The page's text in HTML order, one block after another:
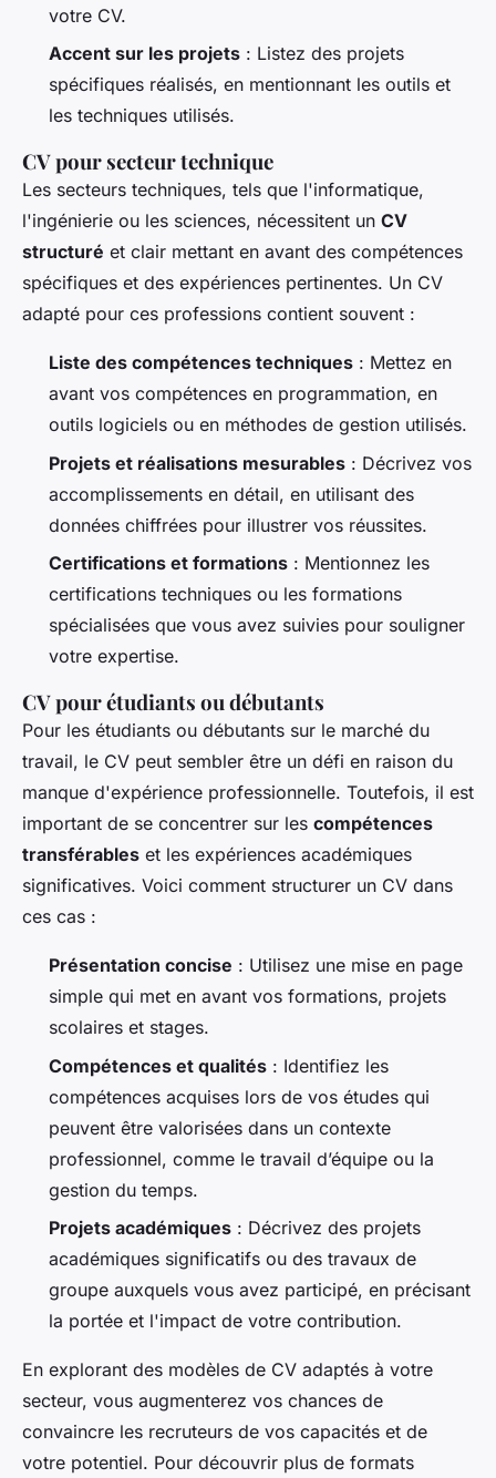
votre CV.
Accent sur les projets : Listez des projets
spécifiques réalisés, en mentionnant les outils et
les techniques utilisés.
CV pour secteur technique
Les secteurs techniques, tels que l'informatique,
l'ingénierie ou les sciences, nécessitent un CV
structuré et clair mettant en avant des compétences
spécifiques et des expériences pertinentes. Un CV
adapté pour ces professions contient souvent :
Liste des compétences techniques : Mettez en
avant vos compétences en programmation, en
outils logiciels ou en méthodes de gestion utilisés.
Projets et réalisations mesurables : Décrivez vos
accomplissements en détail, en utilisant des
données chiffrées pour illustrer vos réussites.
Certifications et formations : Mentionnez les
certifications techniques ou les formations
spécialisées que vous avez suivies pour souligner
votre expertise.
CV pour étudiants ou débutants
Pour les étudiants ou débutants sur le marché du
travail, le CV peut sembler être un défi en raison du
manque d'expérience professionnelle. Toutefois, il est
important de se concentrer sur les compétences
transférables et les expériences académiques
significatives. Voici comment structurer un CV dans
ces cas :
Présentation concise : Utilisez une mise en page
simple qui met en avant vos formations, projets
scolaires et stages.
Compétences et qualités : Identifiez les
compétences acquises lors de vos études qui
peuvent être valorisées dans un contexte
professionnel, comme le travail d’équipe ou la
gestion du temps.
Projets académiques : Décrivez des projets
académiques significatifs ou des travaux de
groupe auxquels vous avez participé, en précisant
la portée et l'impact de votre contribution.
En explorant des modèles de CV adaptés à votre
secteur, vous augmenterez vos chances de
convaincre les recruteurs de vos capacités et de
votre potentiel. Pour découvrir plus de formats